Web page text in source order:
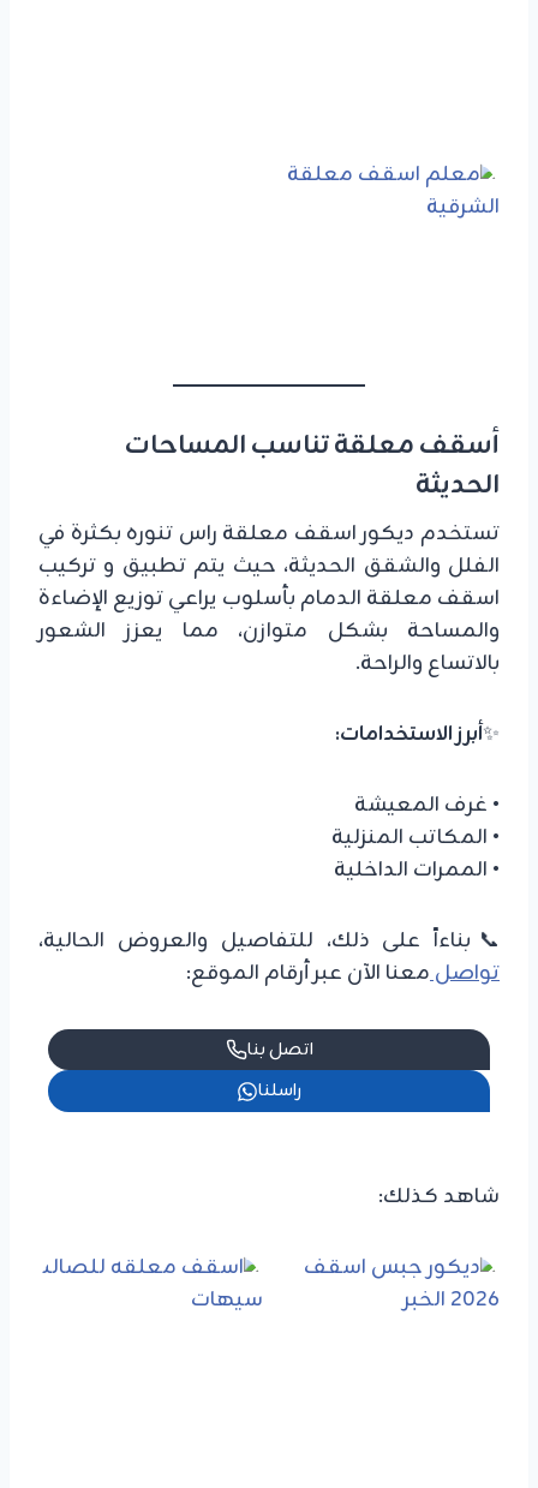
أسقف معلقة تناسب المساحات
الحديثة
تستخدم ديكور اسقف معلقة راس تنوره بكثرة في
الفلل والشقق الحديثة، حيث يتم تطبيق و تركيب
اسقف معلقة الدمام بأسلوب يراعي توزيع الإضاءة
والمساحة بشكل متوازن، مما يعزز الشعور
بالاتساع والراحة.
✨أبرز الاستخدامات:
• غرف المعيشة
• المكاتب المنزلية
• الممرات الداخلية
📞بناءاً على ذلك، للتفاصيل والعروض الحالية،
تواصلمعنا الآن عبر أرقام الموقع:
اتصل بنا
راسلنا
شاهد كذلك: